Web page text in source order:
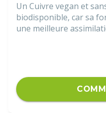
Un Cuivre vegan et
biodisponible, car sa
une meilleure